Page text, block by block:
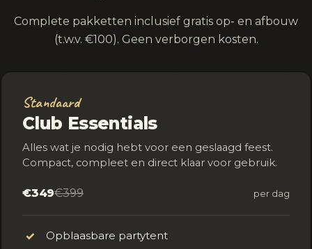
Complete pakketten inclusief gratis op- en afbouw
(t.w.v. €100). Geen verborgen kosten.
Standaard
Club Essentials
Alles wat je nodig hebt voor een geslaagd feest.
Compact, compleet en direct klaar voor gebruik.
€349€399 per dag
✓
Opblaasbare partytent